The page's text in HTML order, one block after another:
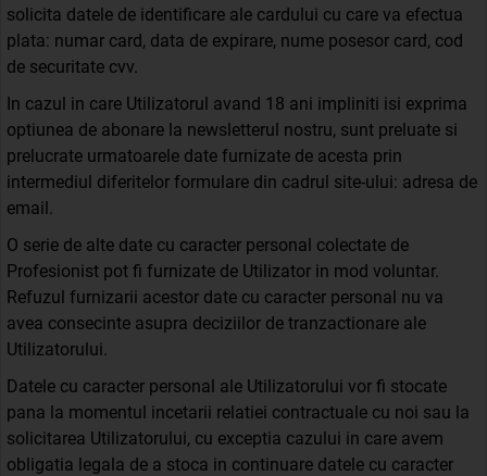
solicita datele de identificare ale cardului cu care va efectua
plata: numar card, data de expirare, nume posesor card, cod
de securitate cvv.
In cazul in care Utilizatorul avand 18 ani impliniti isi exprima
optiunea de abonare la newsletterul nostru, sunt preluate si
prelucrate urmatoarele date furnizate de acesta prin
intermediul diferitelor formulare din cadrul site-ului: adresa de
email.
O serie de alte date cu caracter personal colectate de
Profesionist pot fi furnizate de Utilizator in mod voluntar.
Refuzul furnizarii acestor date cu caracter personal nu va
avea consecinte asupra deciziilor de tranzactionare ale
Utilizatorului.
Datele cu caracter personal ale Utilizatorului vor fi stocate
pana la momentul incetarii relatiei contractuale cu noi sau la
solicitarea Utilizatorului, cu exceptia cazului in care avem
obligatia legala de a stoca in continuare datele cu caracter